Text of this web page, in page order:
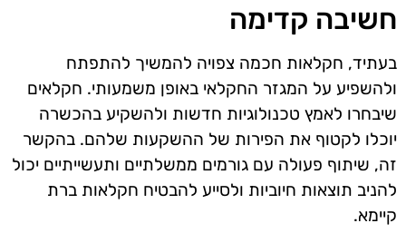
חשיבה קדימה
בעתיד, חקלאות חכמה צפויה להמשיך להתפתח
ולהשפיע על המגזר החקלאי באופן משמעותי. חקלאים
שיבחרו לאמץ טכנולוגיות חדשות ולהשקיע בהכשרה
יוכלו לקטוף את הפירות של ההשקעות שלהם. בהקשר
זה, שיתוף פעולה עם גורמים ממשלתיים ותעשייתיים יכול
להניב תוצאות חיוביות ולסייע להבטיח חקלאות ברת
קיימא.